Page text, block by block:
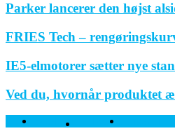
Parker lancerer den højst
FRIES Tech –
IE5-elmotorer sætter nye
Ved du, hvornår produktet
Facebook Twitter